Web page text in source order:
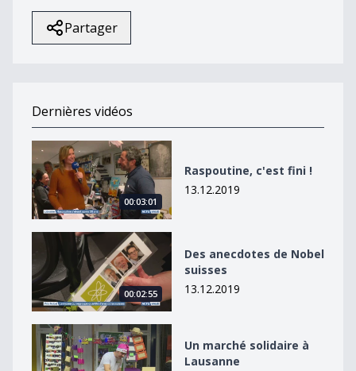
Partager
Dernières vidéos
Raspoutine, c&#039;est fini !
00:03:01
Raspoutine, c'est fini !
13.12.2019
Des anecdotes de Nobel suisses
00:02:55
Des anecdotes de Nobel
suisses
13.12.2019
Un marché solidaire à Lausanne
Un marché solidaire à
Lausanne